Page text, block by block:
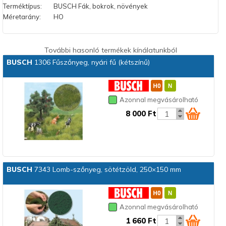
Terméktípus:
BUSCH Fák, bokrok, növények
Méretarány:
HO
További hasonló termékek kínálatunkból
BUSCH 1306 Fűszőnyeg, nyári fű (kétszínű)
Azonnal megvásárolható
8 000 Ft
BUSCH 7343 Lomb-szőnyeg, sötétzöld, 250×150 mm
Azonnal megvásárolható
1 660 Ft